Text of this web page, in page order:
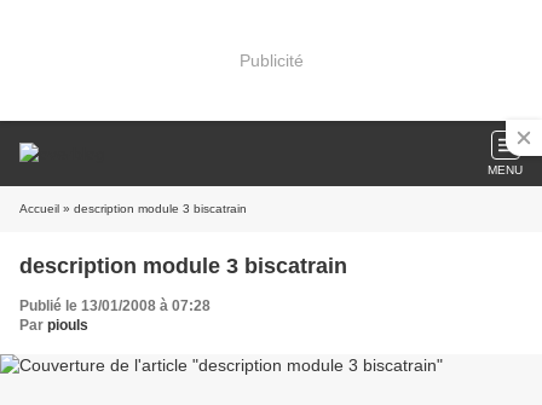
Publicité
MENU
Accueil » description module 3 biscatrain
description module 3 biscatrain
Publié le 13/01/2008 à 07:28
Par piouls